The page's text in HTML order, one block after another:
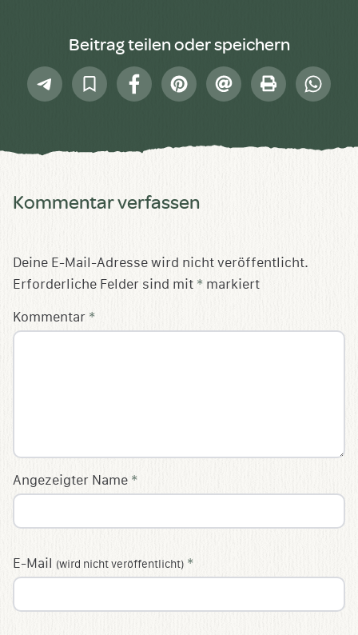
Beitrag teilen oder speichern
Telegram
In
Sammlung
FacebookPinterest
E-
Mail
Drucken
Kommentar verfassen
Deine E-Mail-Adresse wird nicht veröffentlicht.
Erforderliche Felder sind mit * markiert
Kommentar *
Angezeigter Name *
E-Mail (wird nicht veröffentlicht) *